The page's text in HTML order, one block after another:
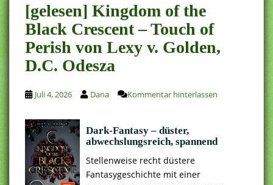
[gelesen] Kingdom of the
Black Crescent – Touch of
Perish von Lexy v. Golden,
D.C. Odesza
Juli 4, 2026 Dana Kommentar hinterlassen
Dark-Fantasy – düster,
abwechslungsreich, spannend
Stellenweise recht düstere
Fantasygeschichte mit einer